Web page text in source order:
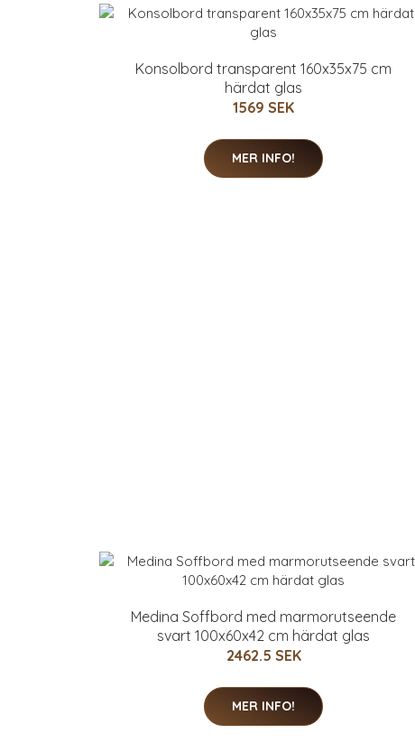
Konsolbord transparent 160x35x75 cm
härdat glas
1569 SEK
MER INFO!
Medina Soffbord med marmorutseende
svart 100x60x42 cm härdat glas
2462.5 SEK
MER INFO!